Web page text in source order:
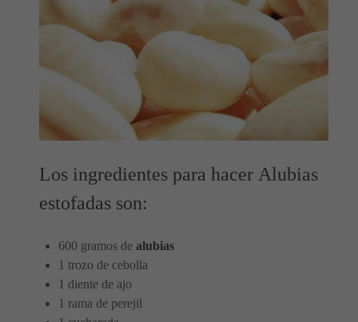
Los ingredientes para hacer Alubias
estofadas son:
600 gramos de alubias
1 trozo de cebolla
1 diente de ajo
1 rama de perejil